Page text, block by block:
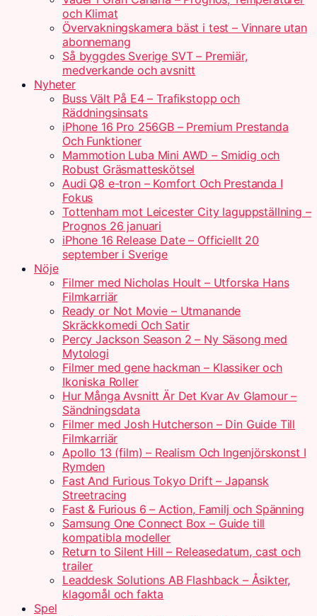
och Klimat
Övervakningskamera bäst i test – Vinnare utan
abonnemang
Så byggdes Sverige SVT – Premiär,
medverkande och avsnitt
Nyheter
Buss Vält På E4 – Trafikstopp och
Räddningsinsats
iPhone 16 Pro 256GB – Premium Prestanda
Och Funktioner
Mammotion Luba Mini AWD – Smidig och
Robust Gräsmatteskötsel
Audi Q8 e-tron – Komfort Och Prestanda I
Fokus
Tottenham mot Leicester City laguppställning –
Prognos 26 januari
iPhone 16 Release Date – Officiellt 20
september i Sverige
Nöje
Filmer med Nicholas Hoult – Utforska Hans
Filmkarriär
Ready or Not Movie – Utmanande
Skräckkomedi Och Satir
Percy Jackson Season 2 – Ny Säsong med
Mytologi
Filmer med gene hackman – Klassiker och
Ikoniska Roller
Hur Många Avsnitt Är Det Kvar Av Glamour –
Sändningsdata
Filmer med Josh Hutcherson – Din Guide Till
Filmkarriär
Apollo 13 (film) – Realism Och Ingenjörskonst I
Rymden
Fast And Furious Tokyo Drift – Japansk
Streetracing
Fast & Furious 6 – Action, Familj och Spänning
Samsung One Connect Box – Guide till
kompatibla modeller
Return to Silent Hill – Releasedatum, cast och
trailer
Leaddesk Solutions AB Flashback – Åsikter,
klagomål och fakta
Spel